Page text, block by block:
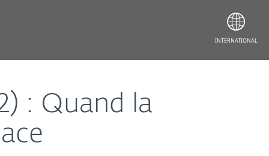
: Quand la
INTERNATIONAL